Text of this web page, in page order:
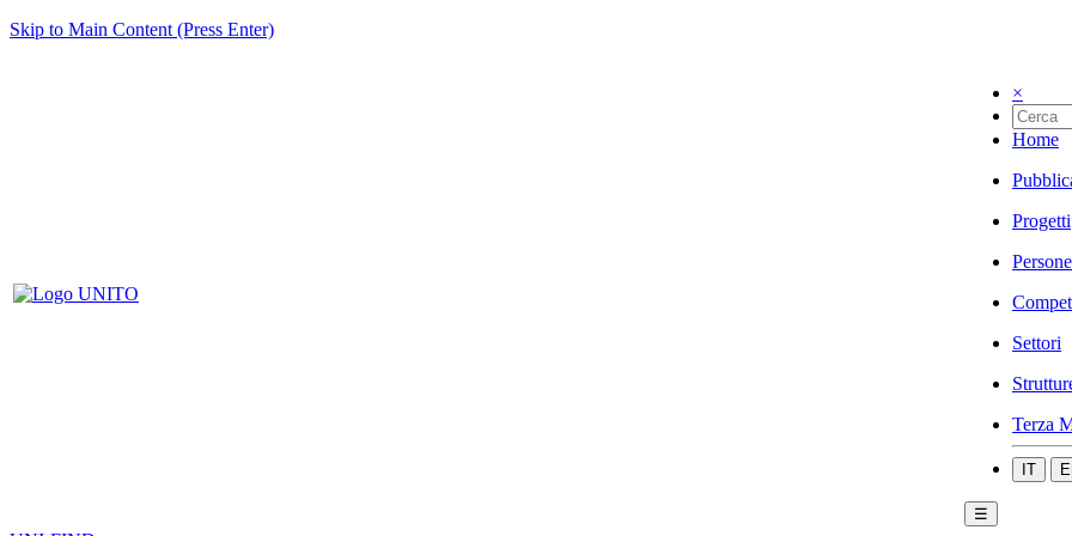
Skip to Main Content (Press Enter)
×
Home
Progetti
Persone
Settori
Terza
IT
☰